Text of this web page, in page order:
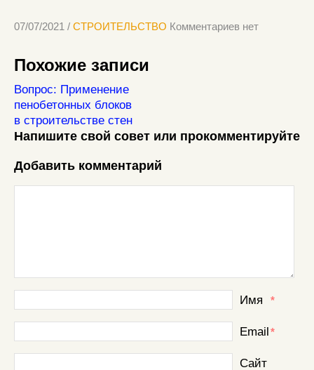
07/07/2021 / СТРОИТЕЛЬСТВО Комментариев нет
Похожие записи
Вопрос: Применение
пенобетонных блоков
в строительстве стен
Напишите свой совет или прокомментируйте
Добавить комментарий
Имя *
Email*
Сайт